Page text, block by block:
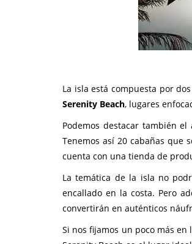
La isla está compuesta por
Serenity Beach, lugares
Podemos destacar también
Tenemos así 20 cabañas que
cuenta con una tienda de
La temática de la isla no
encallado en la costa. Pero
convertirán en auténticos
Si nos fijamos un poco más